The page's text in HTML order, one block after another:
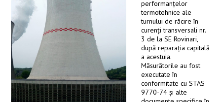
performanţelor
termotehnice ale
turnului de răcire în
curenţi transversali nr.
3 de la SE Rovinari,
după reparaţia capitală
a acestuia.
Măsurătorile au fost
executate în
conformitate cu STAS
9770-74 şi alte